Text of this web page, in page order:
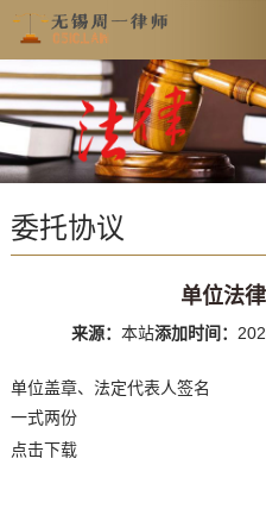
网站
法律
业
委托协议
单位法
来源： 本站添加时间：
单位盖章、法定代表人签名
一式两份
点击下载